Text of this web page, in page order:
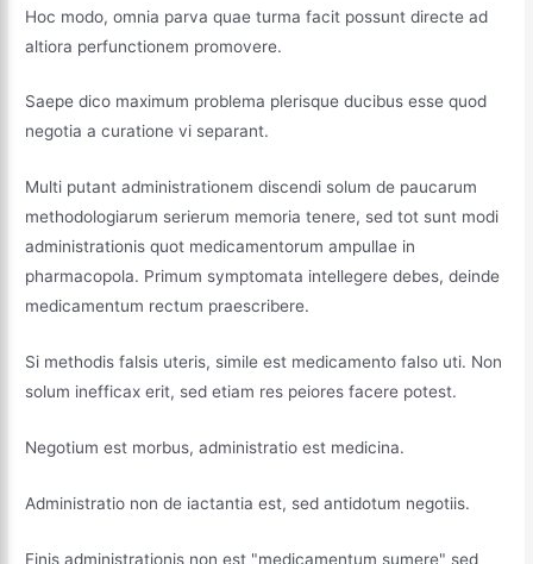
Hoc modo, omnia parva quae turma facit possunt directe ad
altiora perfunctionem promovere.
Saepe dico maximum problema plerisque ducibus esse quod
negotia a curatione vi separant.
Multi putant administrationem discendi solum de paucarum
methodologiarum serierum memoria tenere, sed tot sunt modi
administrationis quot medicamentorum ampullae in
pharmacopola. Primum symptomata intellegere debes, deinde
medicamentum rectum praescribere.
Si methodis falsis uteris, simile est medicamento falso uti. Non
solum inefficax erit, sed etiam res peiores facere potest.
Negotium est morbus, administratio est medicina.
Administratio non de iactantia est, sed antidotum negotiis.
Finis administrationis non est "medicamentum sumere" sed